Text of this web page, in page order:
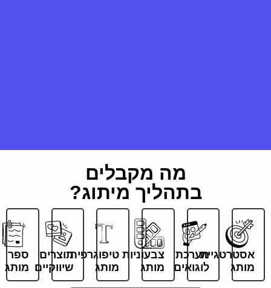
מה מקבלים
בתהליך מיתוג?
אסטרטגיית
מותג
מערכת
לוגואים
צבעוניות
מותג
טיפוגרפית
מותג
תוצרים
שיווקיים
ספר
מותג